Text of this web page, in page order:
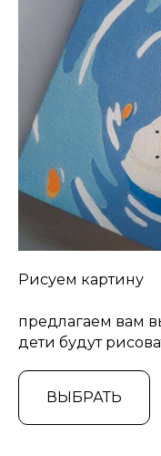
Рисуем картину
предлагаем вам
дети будут
ВЫБРАТЬ